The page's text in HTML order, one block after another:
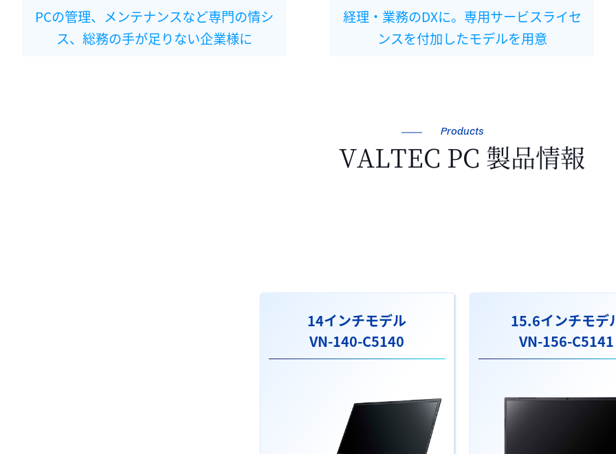
PCの管理、メンテナンスなど専門の情シ
ス、総務の手が足りない企業様に
経理・業務のDXに。専用サービスライセ
ンスを付加したモデルを用意
Products
VALTEC PC 製品情報
14インチモデル
VN-140-C5140
15.6インチモデ
VN-156-C5141